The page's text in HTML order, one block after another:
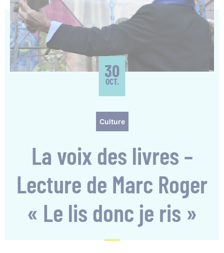
30
OCT.
Culture
La voix des livres –
Lecture de Marc Roger
« Le lis donc je ris »